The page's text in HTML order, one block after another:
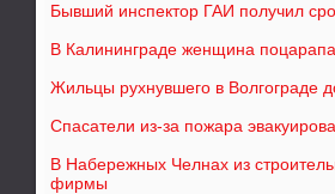
Бывший инспектор ГАИ получил
В Калининграде женщина
Жильцы рухнувшего в Волгограде
Спасатели из-за пожара
В Набережных Челнах из
фирмы